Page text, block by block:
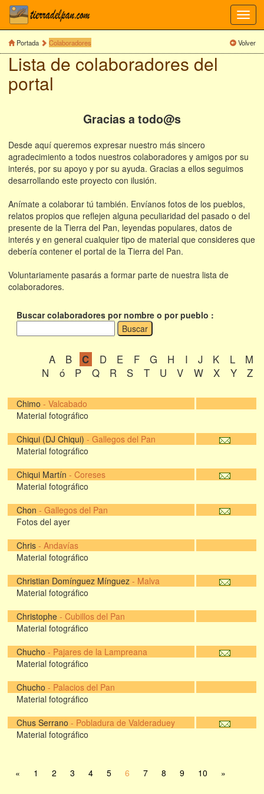
Portada Colaboradores Volver
Lista de colaboradores del
portal
Gracias a todo@s
Desde aquí queremos expresar nuestro más sincero
agradecimiento a todos nuestros colaboradores y amigos por su
interés, por su apoyo y por su ayuda. Gracias a ellos seguimos
desarrollando este proyecto con ilusión.
Anímate a colaborar tú también. Envíanos fotos de los pueblos,
relatos propios que reflejen alguna peculiaridad del pasado o del
presente de la Tierra del Pan, leyendas populares, datos de
interés y en general cualquier tipo de material que consideres que
debería contener el portal de la Tierra del Pan.
Voluntariamente pasarás a formar parte de nuestra lista de
colaboradores.
Buscar colaboradores por nombre o por pueblo :
A B C D E F G H I J K L
M
N
ó P Q R S T U V W X Y Z
Chimo - Valcabado
Material fotográfico
Chiqui (DJ Chiqui) - Gallegos del Pan
Material fotográfico
Chiqui Martín - Coreses
Material fotográfico
Chon - Gallegos del Pan
Fotos del ayer
Chris - Andavías
Material fotográfico
Christian Domínguez Mínguez - Malva
Material fotográfico
Christophe - Cubillos del Pan
Material fotográfico
Chucho - Pajares de la Lampreana
Material fotográfico
Chucho - Palacios del Pan
Material fotográfico
Chus Serrano - Pobladura de Valderaduey
Material fotográfico
« 1 2 3 4 5 6 7 8 9 10 »